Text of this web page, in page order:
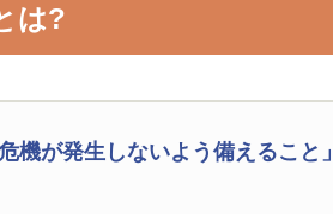
は?
危機が発生しないよう備えること」